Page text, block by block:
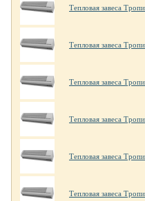
Тепловая завеса
Тепловая завеса
Тепловая завеса
Тепловая завеса
Тепловая завеса
Тепловая завеса